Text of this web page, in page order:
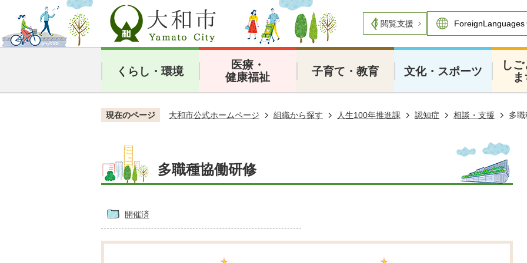
閲覧支援
くらし・環境
医療・
健康福祉
子育て・教育 文化・スポーツ
し
現在のページ 大和市公式ホームページ 組織から探す 人生100年推進課 認知症 相談・支援 多
多職種協働研修
開催済